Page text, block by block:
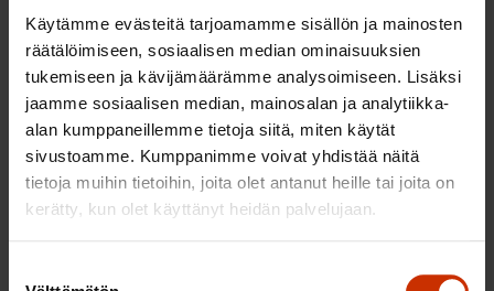
Käytämme evästeitä tarjoamamme sisällön ja mainosten
räätälöimiseen, sosiaalisen median ominaisuuksien
tukemiseen ja kävijämäärämme analysoimiseen. Lisäksi
jaamme sosiaalisen median, mainosalan ja analytiikka-
alan kumppaneillemme tietoja siitä, miten käytät
sivustoamme. Kumppanimme voivat yhdistää näitä
tietoja muihin tietoihin, joita olet antanut heille tai joita on
kerätty, kun olet käyttänyt heidän palvelujaan.
yhteydessä.
Palkansaajakeskusjärjestöjen mielestä yrityksille
tulisi asettaa lakisääteiset raportointivaatimukset
niiden huolellisuusvelvoitteen täyttämisestä.
Yritysten tulisi julkisesti ja säännönmukaisesti kertoa
merkittävistä ihmisoikeusriskeistään, toimista niiden
Suomen tulee toimeenpanna EU:n NFR-direktiivi